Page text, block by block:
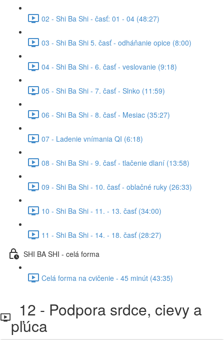
02 - Shi Ba Shi - časť: 01 - 04 (48:27)
03 - Shi Ba Shi 5. časť - odháňanie opice (8:00)
04 - Shi Ba Shi - 6. časť - veslovanie (9:18)
05 - Shi Ba Shi - 7. časť - Slnko (11:59)
06 - Shi Ba Shi - 8. časť - Mesiac (35:27)
07 - Ladenie vnímania QI (6:18)
08 - Shi Ba Shi - 9. časť - tlačenie dlaní (13:58)
09 - Shi Ba Shi - 10. časť - oblačné ruky (26:33)
10 - Shi Ba Shi - 11. - 13. časť (34:00)
11 - Shi Ba Shi - 14. - 18. časť (28:27)
SHI BA SHI - celá forma
Celá forma na cvičenie - 45 minút (43:35)
12 - Podpora srdce, cievy a
pľúca